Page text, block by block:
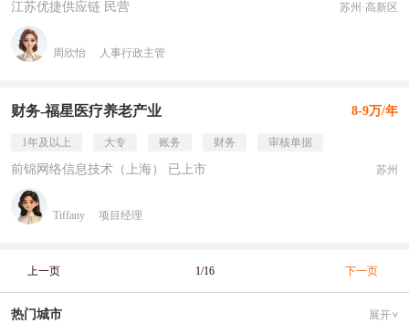
江苏优捷供应链 民营 苏州·高新区
周欣怡 人事行政主管
财务-福星医疗养老产业 8-9万/年
1年及以上 大专 账务 财务 审核单据
前锦网络信息技术（上海） 已上市 苏州
Tiffany 项目经理
上一页 1/16 下一页
热门城市 展开